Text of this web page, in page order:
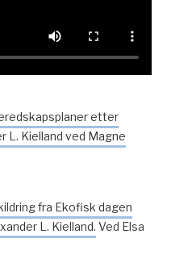
etter
L. Kielland ved Magne
fra Ekofisk dagen
L. Kielland. Ved Elsa